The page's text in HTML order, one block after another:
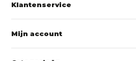
Klantenservice
Mijn account